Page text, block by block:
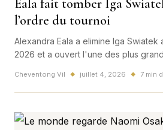
Eala fait tomber Iga
l’ordre du tournoi
Alexandra Eala a elimine Iga
2026 et a ouvert l'une des plus
Cheventong Vil ◆ juillet 4, 2026 ◆ 7 min